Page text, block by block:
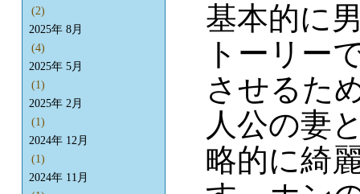
基本的に
トーリー
させるた
人公の妻
略的に綺
(2)
2025年 8月
(4)
2025年 5月
(1)
2025年 2月
(1)
2024年 12月
(1)
2024年 11月